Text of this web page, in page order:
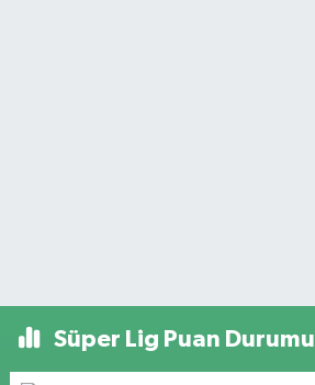
Süper Lig Puan Durumu